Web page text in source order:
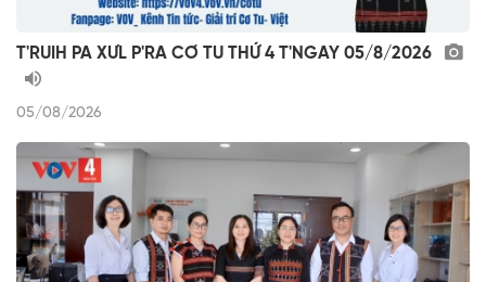
T'RUIH PA XƯL P'RA CƠ TU THỨ 4 T'NGAY 05/8/2026
05/08/2026